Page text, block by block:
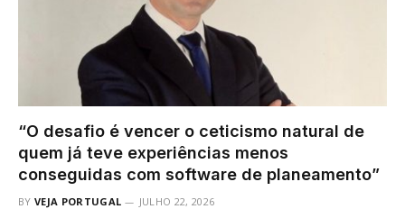
“O desafio é vencer o ceticismo natural de
quem já teve experiências menos
conseguidas com software de planeamento”
BY VEJA PORTUGAL JULHO 22, 2026